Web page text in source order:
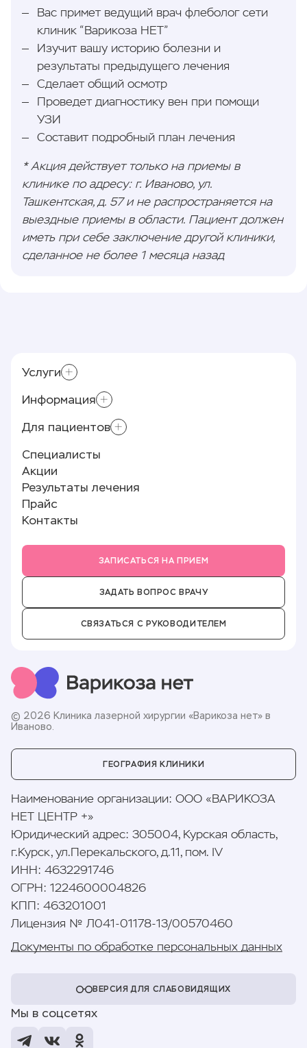
Вас примет ведущий врач флеболог сети
клиник “Варикоза НЕТ”
Изучит вашу историю болезни и
результаты предыдущего лечения
Сделает общий осмотр
Проведет диагностику вен при помощи
УЗИ
Составит подробный план лечения
* Акция действует только на приемы в
клинике по адресу: г. Иваново, ул.
Ташкентская, д. 57 и не распространяется на
выездные приемы в области. Пациент должен
иметь при себе заключение другой клиники,
сделанное не более 1 месяца назад
Услуги
Лазерное лечение варикоза (ЭВЛК)
Приём хирурга-флеболога
Склеротерапия
Минифлебэктомия
Информация
Контролирующие органы
Лицензии и документы
О клинике
Отзывы
Новости
Вакансии
Для пациентов
Памятка пациенту
Полезные статьи
Специалисты
Акции
Результаты лечения
Прайс
Контакты
ЗАПИСАТЬСЯ НА ПРИЕМ
ЗАДАТЬ ВОПРОС ВРАЧУ
СВЯЗАТЬСЯ С РУКОВОДИТЕЛЕМ
© 2026 Клиника лазерной хирургии «Варикоза нет» в
Иваново.
ГЕОГРАФИЯ КЛИНИКИ
Наименование организации: ООО «ВАРИКОЗА
НЕТ ЦЕНТР +»
Юридический адрес: 305004, Курская область,
г.Курск, ул.Перекальского, д.11, пом. IV
ИНН: 4632291746
ОГРН: 1224600004826
КПП : 463201001
Лицензия № Л041-01178-13/00570460
Документы по обработке персональных данных
ВЕРСИЯ ДЛЯ СЛАБОВИДЯЩИХ
Мы в соцсетях